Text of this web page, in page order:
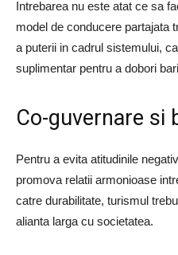
Intrebarea nu este atat ce sa
model de conducere partajata
a puterii in cadrul sistemului,
suplimentar pentru a dobori
Co-guvernare si
Pentru a evita atitudinile
promova relatii armonioase
catre durabilitate, turismul
alianta larga cu societatea.